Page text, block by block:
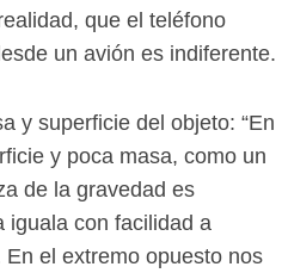
que el teléfono
un avión es indiferente.
y superficie del objeto: “En
y poca masa, como un
de la gravedad es
iguala con facilidad a
el extremo opuesto nos